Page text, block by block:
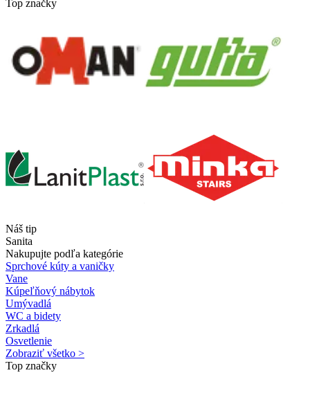
Top značky
Náš tip
Sanita
Nakupujte podľa kategórie
Sprchové kúty a vaničky
Vane
Kúpeľňový nábytok
Umývadlá
WC a bidety
Zrkadlá
Osvetlenie
Zobraziť všetko >
Top značky